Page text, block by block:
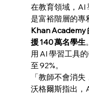
在教育領域，AI
是富裕階層的專
Khan Academy
援 140 萬名學生
用 AI 學習工具
至 92%。
「教師不會消
沃格爾斯指出，